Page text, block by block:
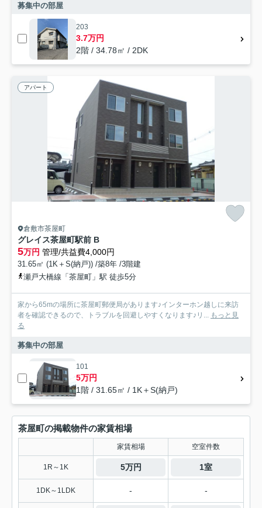
募集中の部屋
203
3.7万円
2階 / 34.78㎡ / 2DK
アパート
倉敷市茶屋町
グレイス茶屋町駅前 B
5万円 管理/共益費4,000円
31.65㎡ (1K＋S(納戸)) /築8年 /3階建
瀬戸大橋線「茶屋町」駅 徒歩5分
家から65mの場所に茶屋町郵便局があります♪インターホン越しに来訪
者を確認できるので、トラブルを回避しやすくなります♪リ... もっと見
る
募集中の部屋
101
5万円
1階 / 31.65㎡ / 1K＋S(納戸)
茶屋町の掲載物件の家賃相場
家賃相場 空室件数
1R～1K 5万円 1室
1DK～1LDK - -